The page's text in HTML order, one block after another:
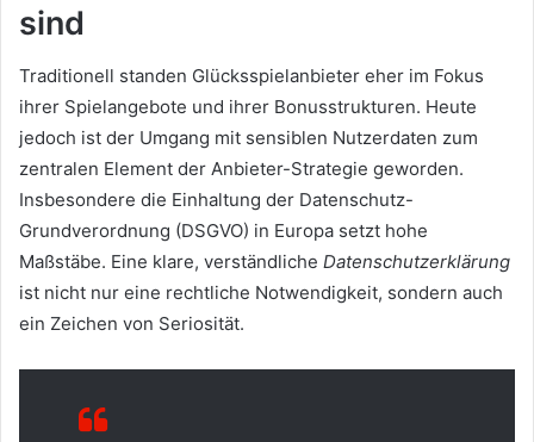
sind
Traditionell standen Glücksspielanbieter eher im Fokus
ihrer Spielangebote und ihrer Bonusstrukturen. Heute
jedoch ist der Umgang mit sensiblen Nutzerdaten zum
zentralen Element der Anbieter-Strategie geworden.
Insbesondere die Einhaltung der Datenschutz-
Grundverordnung (DSGVO) in Europa setzt hohe
Maßstäbe. Eine klare, verständliche Datenschutzerklärung
ist nicht nur eine rechtliche Notwendigkeit, sondern auch
ein Zeichen von Seriosität.